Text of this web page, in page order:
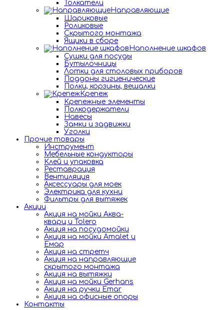
Толкатели
Направляющие
Шариковые
Роликовые
Скрытого монтажа
Ящики в сборе
Наполнение шкафов
Сушки для посуды
Бутылочницы
Лотки для столовых приборов
Поддоны гигиенические
Полки, корзины, вешалки
Крепеж
Крепежные элементы
Полкодержатели
Навесы
Замки и задвижки
Уголки
Прочие товары
Инструмент
Мебельные кондукторы
Клей и упаковка
Реставрация
Вентиляция
Аксессуары для моек
Электрика для кухни
Фильтры для вытяжек
Акции
Акция на мойки Аква-
кварц и Tolero
Акция на посудомойки
Акция на мойки Amalet и
Емар
Акция на стретч
Акция на направляющие
скрытого монтажа
Акция на вытяжки
Акция на мойки Gerhans
Акция на ручки Emar
Акция на офисные опоры
Контакты